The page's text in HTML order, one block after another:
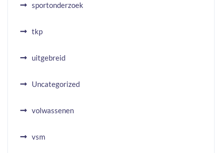
sportonderzoek
tkp
uitgebreid
Uncategorized
volwassenen
vsm